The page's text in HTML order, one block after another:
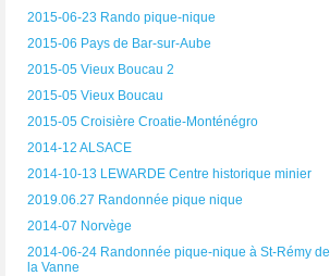
2015-06-23 Rando pique-nique
2015-06 Pays de Bar-sur-Aube
2015-05 Vieux Boucau 2
2015-05 Vieux Boucau
2015-05 Croisière Croatie-Monténégro
2014-12 ALSACE
2014-10-13 LEWARDE Centre historique minier
2019.06.27 Randonnée pique nique
2014-07 Norvège
2014-06-24 Randonnée pique-nique à St-Rémy de
la Vanne